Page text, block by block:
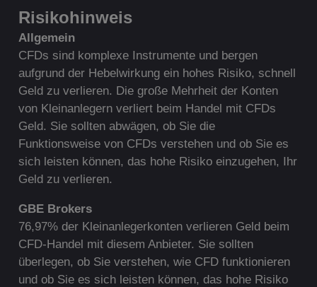
Risikohinweis
Allgemein
CFDs sind komplexe Instrumente und bergen
aufgrund der Hebelwirkung ein hohes Risiko, schnell
Geld zu verlieren. Die große Mehrheit der Konten
von Kleinanlegern verliert beim Handel mit CFDs
Geld. Sie sollten abwägen, ob Sie die
Funktionsweise von CFDs verstehen und ob Sie es
sich leisten können, das hohe Risiko einzugehen, Ihr
Geld zu verlieren.
GBE Brokers
76,97% der Kleinanlegerkonten verlieren Geld beim
CFD-Handel mit diesem Anbieter. Sie sollten
überlegen, ob Sie verstehen, wie CFD funktionieren
und ob Sie es sich leisten können, das hohe Risiko